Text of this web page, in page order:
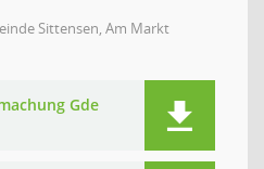
Sittensen, Am Markt
Gde